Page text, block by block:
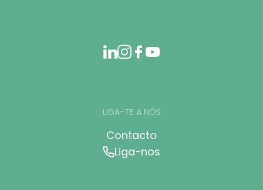
LIGA-TE A NÓS
Contacto
Liga-nos